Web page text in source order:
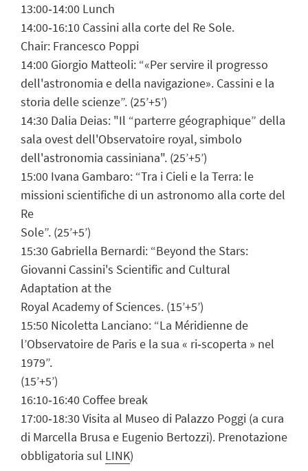
13:00‐14:00 Lunch
14:00‐16:10 Cassini alla corte del Re Sole.
Chair: Francesco Poppi
14:00 Giorgio Matteoli: “«Per servire il progresso
dell'astronomia e della navigazione». Cassini e la
storia delle scienze”. (25’+5’)
14:30 Dalia Deias: "Il “parterre géographique” della
sala ovest dell'Observatoire royal, simbolo
dell'astronomia cassiniana". (25’+5’)
15:00 Ivana Gambaro: “Tra i Cieli e la Terra: le
missioni scientifiche di un astronomo alla corte del
Re
Sole”. (25’+5’)
15:30 Gabriella Bernardi: “Beyond the Stars:
Giovanni Cassini's Scientific and Cultural
Adaptation at the
Royal Academy of Sciences. (15’+5’)
15:50 Nicoletta Lanciano: “La Méridienne de
l’Observatoire de Paris e la sua « ri‐scoperta » nel
1979”.
(15’+5’)
16:10‐16:40 Coffee break
17:00‐18:30 Visita al Museo di Palazzo Poggi (a cura
di Marcella Brusa e Eugenio Bertozzi). Prenotazione
obbligatoria sul LINK)